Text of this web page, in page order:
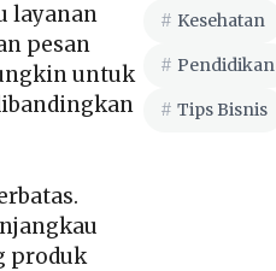
layanan
pesan
untuk
produk
Kesehatan
Pendidikan
Tips Bisnis